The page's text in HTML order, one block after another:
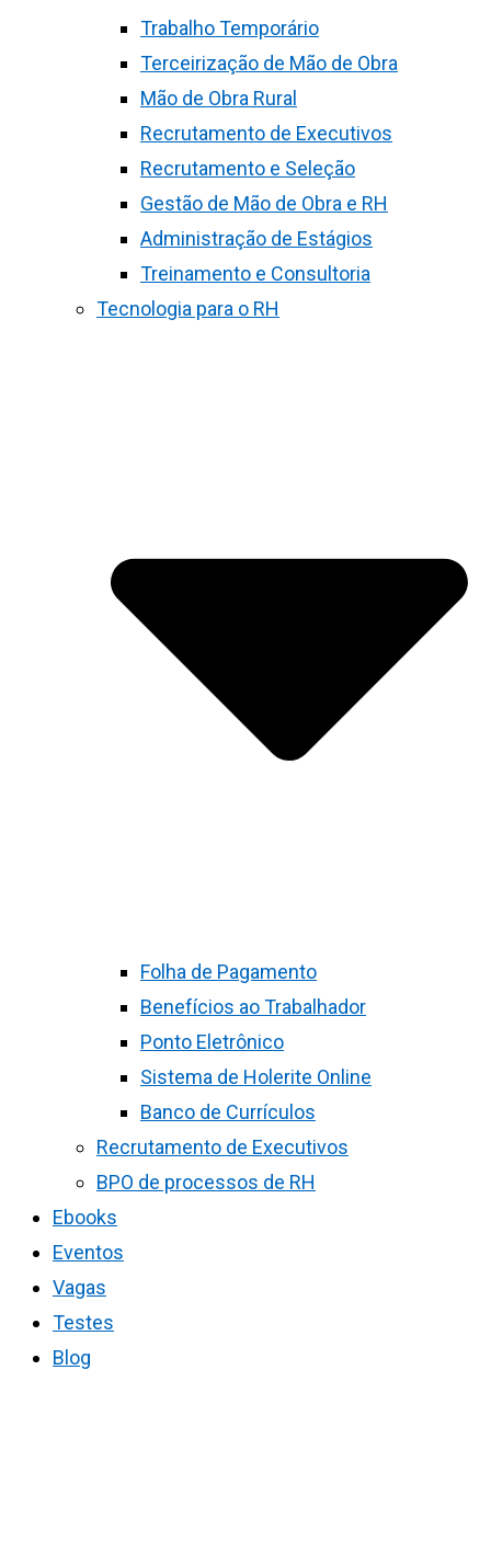
Trabalho Temporário
Terceirização de Mão de Obra
Mão de Obra Rural
Recrutamento de Executivos
Recrutamento e Seleção
Gestão de Mão de Obra e RH
Administração de Estágios
Treinamento e Consultoria
Tecnologia para o RH
Folha de Pagamento
Benefícios ao Trabalhador
Ponto Eletrônico
Sistema de Holerite Online
Banco de Currículos
Recrutamento de Executivos
BPO de processos de RH
Ebooks
Eventos
Vagas
Testes
Blog